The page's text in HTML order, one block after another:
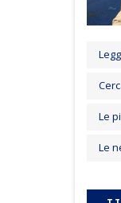
Le
Le